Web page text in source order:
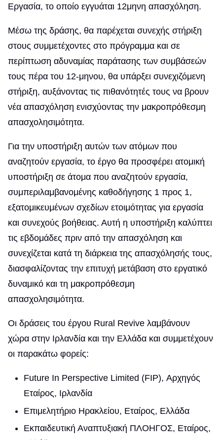
Εργασία, το οποίο εγγυάται 12μηνη απασχόληση.
Μέσω της δράσης, θα παρέχεται συνεχής στήριξη
στους συμμετέχοντες στο πρόγραμμα και σε
περίπτωση αδυναμίας παράτασης των συμβάσεών
τους πέρα του 12-μηνου, θα υπάρξει συνεχιζόμενη
στήριξη, αυξάνοντας τις πιθανότητές τους να βρουν
νέα απασχόληση ενισχύοντας την μακροπρόθεσμη
απασχολησιμότητα.
Για την υποστήριξη αυτών των ατόμων που
αναζητούν εργασία, το έργο θα προσφέρει ατομική
υποστήριξη σε άτομα που αναζητούν εργασία,
συμπεριλαμβανομένης καθοδήγησης 1 προς 1,
εξατομικευμένων σχεδίων ετοιμότητας για εργασία
και συνεχούς βοήθειας. Αυτή η υποστήριξη καλύπτει
τις εβδομάδες πριν από την απασχόληση και
συνεχίζεται κατά τη διάρκεια της απασχόλησής τους,
διασφαλίζοντας την επιτυχή μετάβαση στο εργατικό
δυναμικό και τη μακροπρόθεσμη
απασχολησιμότητα.
Οι δράσεις του έργου Rural Revive λαμβάνουν
χώρα στην Ιρλανδία και την Ελλάδα και συμμετέχουν
οι παρακάτω φορείς:
Future In Perspective Limited (FIP), Αρχηγός
Εταίρος, Ιρλανδία
Επιμελητήριο Ηρακλείου, Εταίρος, Ελλάδα
Εκπαιδευτική Αναπτυξιακή ΠΛΟΗΓΟΣ, Εταίρος,